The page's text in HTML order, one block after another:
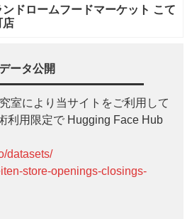
ンドロームフードマーケット こて
店
ータ公開
室により当サイトをご利用して
利用限定で Hugging Face Hub
datasets/
store-openings-closings-